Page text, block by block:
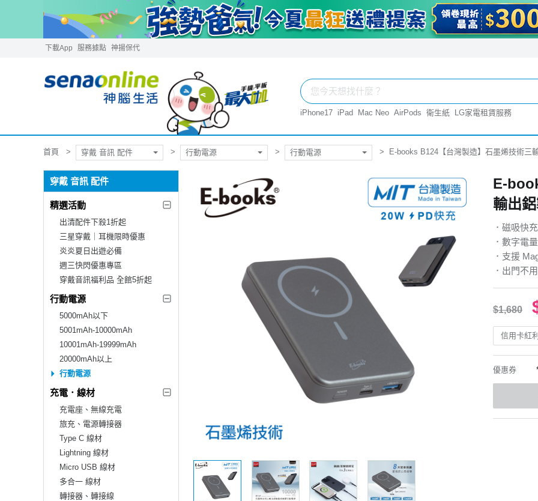
下載App 服務據點 神揚保代
iPhone17 iPad Mac Neo AirPods 衛生紙 LG家電租賃服務
首頁 穿戴 音訊 配件 行動電源 行動電源 E-books B124【台灣製造】石墨烯技術三
穿戴 音訊 配件
精選活動
出清配件下殺1折起
三星穿戴｜耳機限時優惠
炎炎夏日出遊必備
週三快閃優惠專區
穿戴音訊福利品 全館5折起
行動電源
5000mAh以下
5001mAh-10000mAh
10001mAh-19999mAh
20000mAh以上
行動電源
充電．線材
充電座、無線充電
旅充、電源轉接器
Type C 線材
Lightning 線材
Micro USB 線材
多合一 線材
轉接器、轉接線
E-
輸出
．磁吸快
．數字電
．支援
．出門不
$1,680
信用卡紅
優惠券